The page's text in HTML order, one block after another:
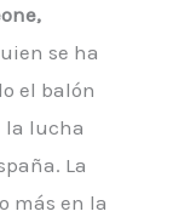
se ha
el balón
la lucha
La
más en la